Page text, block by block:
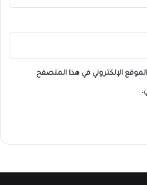
الإلكتروني في هذا المتصفح